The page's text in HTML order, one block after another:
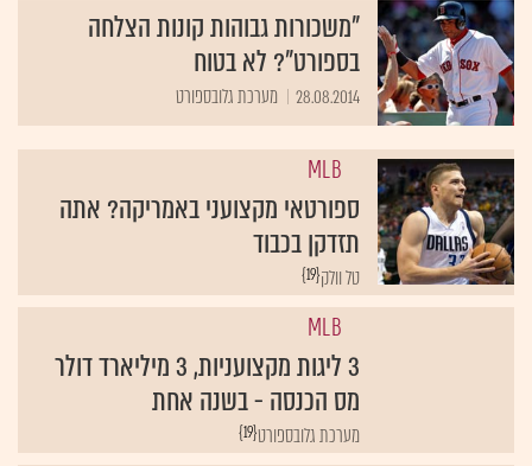
"משכורות גבוהות קונות הצלחה
בספורט"? לא בטוח
28.08.2014 מערכת גלובספורט
MLB
ספורטאי מקצועני באמריקה? אתה
תזדקן בכבוד
{19}טל וולק
MLB
3 ליגות מקצועניות, 3 מיליארד דולר
מס הכנסה - בשנה אחת
{19}מערכת גלובספורט